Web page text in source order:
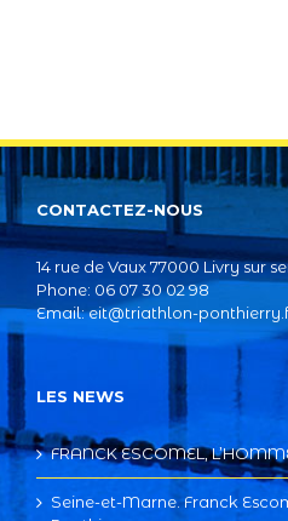
CONTACTEZ-NOUS
14 rue de Vaux 77000 Livry sur
Phone: 06 07 30 02 98
Email:eit@triathlon-
LES NEWS
FRANCK ESCOMEL,
Seine-et-Marne. Franck